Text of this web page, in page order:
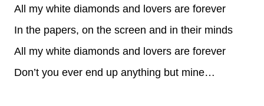
All my white diamonds and lovers are forever
In the papers, on the screen and in their minds
All my white diamonds and lovers are forever
Don’t you ever end up anything but mine…